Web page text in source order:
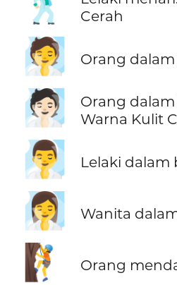
Cerah
🧖 Orang
🧖🏻
Orang
Warna Kulit
🧖‍♂️ Lelaki dalam
🧖‍♀️ Wanita
🧗 Orang